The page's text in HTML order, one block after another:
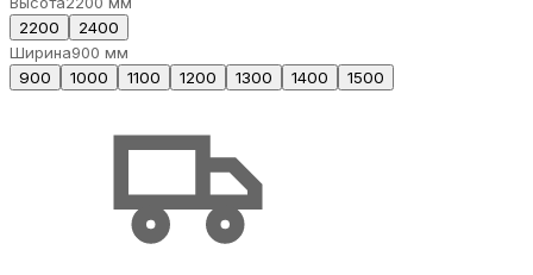
2200
2400
Ширина900 мм
900
1000 1100 1200 1300 1400 1500